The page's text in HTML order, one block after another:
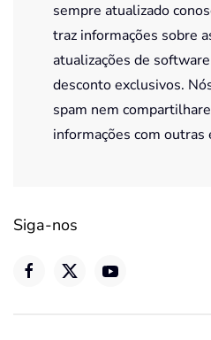
sempre atualizado
traz informações sobre
atualizações de
desconto exclusivos.
spam nem
informações com outras
Siga-nos